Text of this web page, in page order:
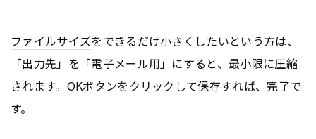
ファイルサイズをできるだけ小さくしたいという方は、
「出力先」を「電子メール用」にすると、最小限に圧縮
されます。OKボタンをクリックして保存すれば、完了で
す。